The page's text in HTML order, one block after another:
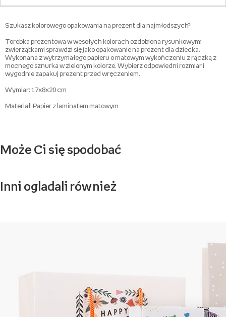
Szukasz kolorowego opakowania na prezent dla najmłodszych?
Torebka prezentowa w wesołych kolorach ozdobiona rysunkowymi
zwierzątkami sprawdzi się jako opakowanie na prezent dla dziecka.
Wykonana z wytrzymałego papieru o matowym wykończeniu z rączką z
mocnego sznurka w zielonym kolorze. Wybierz odpowiedni rozmiar i
wygodnie zapakuj prezent przed wręczeniem.
Wymiar: 17x8x20 cm
Materiał: Papier z laminatem matowym
Może Ci się spodobać
Inni ogladali również